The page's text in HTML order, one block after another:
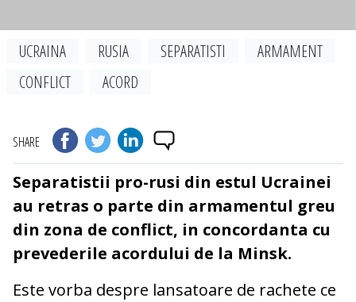
UCRAINA RUSIA SEPARATISTI
ARMAMENT
CONFLICT
ACORD
SHARE
Separatistii pro-rusi din estul Ucrainei
au retras o parte din armamentul greu
din zona de conflict, in concordanta cu
prevederile acordului de la Minsk.
Este vorba despre lansatoare de rachete ce